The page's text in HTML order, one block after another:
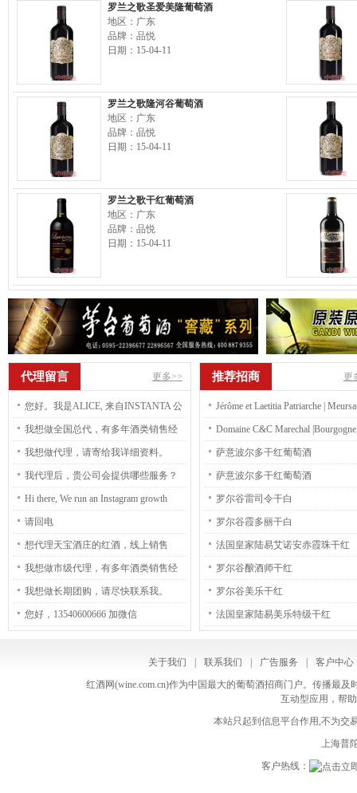
罗兰之歌圣爱美隆葡萄酒
地区：广东
品牌：品悦
日期：15-04-11
罗兰之歌隆河谷葡萄酒
地区：广东
品牌：品悦
日期：15-04-11
罗兰之歌干红葡萄酒
地区：广东
品牌：品悦
日期：15-04-11
代理留言 更多>>
您好。我是ALICE, 来自INSTANTA 公
司 我们 公司是越南速溶咖啡工厂，现
在我们主要是帮助客户代加工客户的
私有品牌（OEM），比如是冻干咖
啡，速溶咖啡，三合一咖啡。。。 就
是客户想要什么样的产品，我们就可
以根据客户的要求然后模仿出来。 我
们也可以提供冻干咖啡和浓缩液体的
材料，您需要吗？ Alice (Thom)
Nguyen (Mrs.) Export Sales Specialist at
Instanta Phone +84 225 3916 167/ 8 (Ext.
我想做全国总代，有多年酒类销售经
验，请尽快联系我。
我想做代理，请寄给我详细资料。
我代理后，贵公司会提供哪些服务？
Hi there, We run an Instagram growth
service, which increases your number of
followers both safely and practically. -
Guaranteed: We guarantee to gain you
300-1000+ followers per month. - Real,
human followers: People follow you
because they are interested in your
business or niche. - Safe: All actions are
made manually. We do not use any bots.
请回电
想代理天宝酒庄的红酒，线上销售
我想做市级代理，有多年酒类销售经
验，请尽快联系我。
我想做长期团购，请尽快联系我。
您好，13540600666 加微信
推荐招商 更
Jérôme et Laetitia Patriarche |
premier cru blanc Charmes Dessus
Domaine C&C Marechal
D’Or Rouge
萨意波尔多干红葡萄酒
萨意波尔多干红葡萄酒
罗尔谷雷司令干白
罗尔谷霞多丽干白
法国皇家陆易艾诺安赤霞珠干红
罗尔谷酿酒师干红
罗尔谷美乐干红
法国皇家陆易美乐特级干红
关于我们 联系我们 广告服务
客户中心
红酒网(wine.com.cn)作为中国最大的葡萄酒招商门户。传播最
互动型应用，帮
本站只起到信息平台作用,不为交
上海普
客户热线：